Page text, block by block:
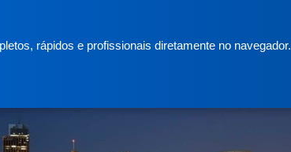
rápidos e profissionais diretamente no navegador.